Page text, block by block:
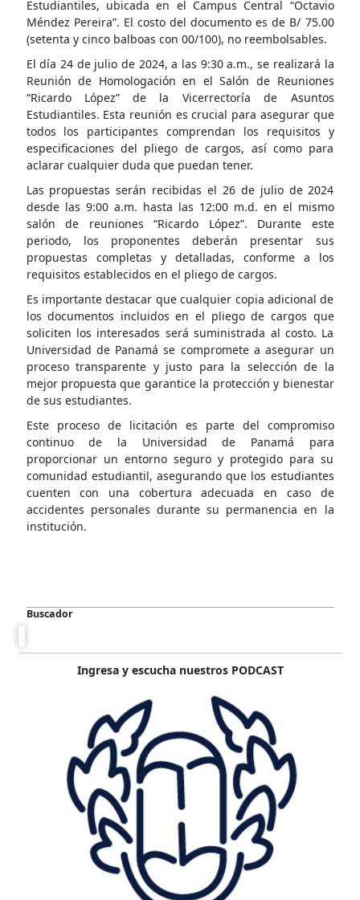
Estudiantiles, ubicada en el Campus Central “Octavio
Méndez Pereira”. El costo del documento es de B/ 75.00
(setenta y cinco balboas con 00/100), no reembolsables.
El día 24 de julio de 2024, a las 9:30 a.m., se realizará la
Reunión de Homologación en el Salón de Reuniones
“Ricardo López” de la Vicerrectoría de Asuntos
Estudiantiles. Esta reunión es crucial para asegurar que
todos los participantes comprendan los requisitos y
especificaciones del pliego de cargos, así como para
aclarar cualquier duda que puedan tener.
Las propuestas serán recibidas el 26 de julio de 2024
desde las 9:00 a.m. hasta las 12:00 m.d. en el mismo
salón de reuniones “Ricardo López”. Durante este
periodo, los proponentes deberán presentar sus
propuestas completas y detalladas, conforme a los
requisitos establecidos en el pliego de cargos.
Es importante destacar que cualquier copia adicional de
los documentos incluidos en el pliego de cargos que
soliciten los interesados será suministrada al costo. La
Universidad de Panamá se compromete a asegurar un
proceso transparente y justo para la selección de la
mejor propuesta que garantice la protección y bienestar
de sus estudiantes.
Este proceso de licitación es parte del compromiso
continuo de la Universidad de Panamá para
proporcionar un entorno seguro y protegido para su
comunidad estudiantil, asegurando que los estudiantes
cuenten con una cobertura adecuada en caso de
accidentes personales durante su permanencia en la
institución.
Buscador
Ingresa y escucha nuestros PODCAST